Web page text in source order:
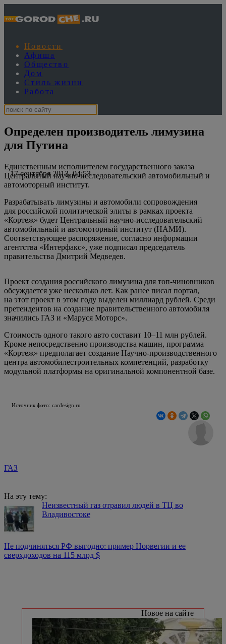
Новости
Афиша
Общество
Дом
Стиль жизни
Работа
Определен производитель лимузина
для Путина
17 сентября 2013, 04:53
Единственным исполнителем государственного заказа
Центральный научно-исследовательский автомобильный и
автомоторный институт.
Разрабатывать лимузины и автомобили сопровождения
для российской политической элиты в рамках проекта
«Кортеж» будет Центральный научно-исследовательский
автомобильный и автомоторный институт (НАМИ).
Соответствующее распоряжение, согласно информации
агентства «Интерфакс», уже подписал председатель
правительства Дмитрий Медведев.
Проект создания российского лимузина для топ-чиновников
обсуждается уже несколько лет. Как ранее писал портал,
на этот проект в этом году выделен миллиард рублей. Среди
претендентов на создание правительственного автомобиля
значились ГАЗ и «Маруся Моторс».
Стоимость одного такого авто составит 10–11 млн рублей.
Кроме непосредственно производства машин, программа
«Кортеж» предполагает создание Научно-производственного
центра автомобилестроительных компетенций, разработку
модульной платформы на оригинальной компонентной базе.
Источник фото: cardesign.ru
ГАЗ
На эту тему:
Неизвестный газ отравил людей в ТЦ во
Владивостоке
Не подчиняться РФ выгодно: пример Норвегии и ее
сверхдоходов на 115 млрд $
Новое на сайте